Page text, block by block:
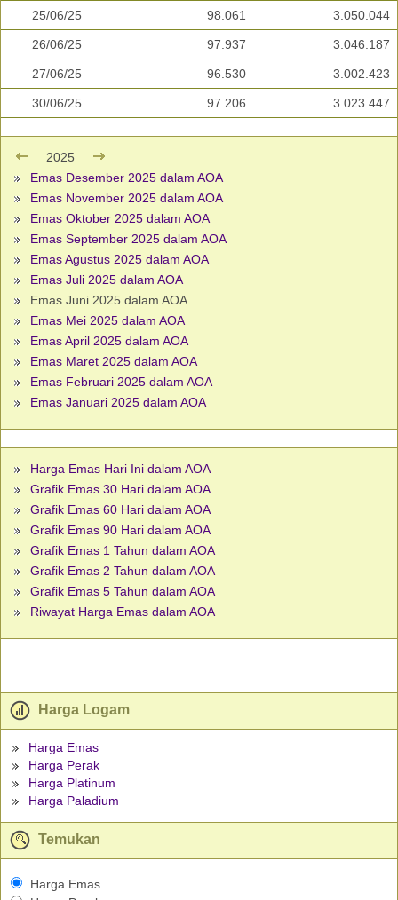
25/06/25 98.061 3.050.044
26/06/25 97.937 3.046.187
27/06/25 96.530 3.002.423
30/06/25 97.206 3.023.447
2025
Emas Desember 2025 dalam AOA
Emas November 2025 dalam AOA
Emas Oktober 2025 dalam AOA
Emas September 2025 dalam AOA
Emas Agustus 2025 dalam AOA
Emas Juli 2025 dalam AOA
Emas Juni 2025 dalam AOA
Emas Mei 2025 dalam AOA
Emas April 2025 dalam AOA
Emas Maret 2025 dalam AOA
Emas Februari 2025 dalam AOA
Emas Januari 2025 dalam AOA
Harga Emas Hari Ini dalam AOA
Grafik Emas 30 Hari dalam AOA
Grafik Emas 60 Hari dalam AOA
Grafik Emas 90 Hari dalam AOA
Grafik Emas 1 Tahun dalam AOA
Grafik Emas 2 Tahun dalam AOA
Grafik Emas 5 Tahun dalam AOA
Riwayat Harga Emas dalam AOA
Harga Logam
Harga Emas
Harga Perak
Harga Platinum
Harga Paladium
Temukan
Harga Emas